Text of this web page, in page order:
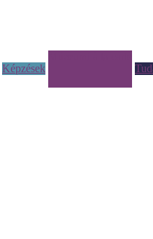
Képzések